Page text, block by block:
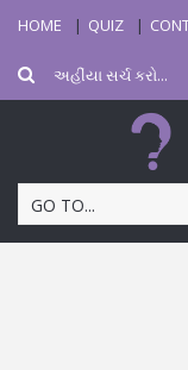
HOME QUIZ
GO TO...